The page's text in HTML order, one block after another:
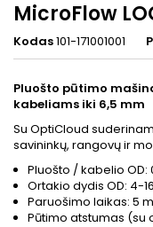
MicroFlow
Kodas101-171001001
Pluošto pūtimo
kabeliams iki 6,5 mm
Su OptiCloud
savininkų, rangovų ir
Pluošto / kabelio OD:
Ortakio dydis OD: 4-
Paruošimo laikas: 5
Pūtimo atstumas (su